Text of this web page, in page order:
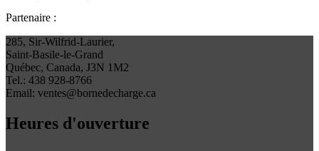
Partenaire :
285, Sir-Wilfrid-Laurier,
Saint-Basile-le-Grand
Québec, Canada, J3N 1M2
Tel.: 438 928-8766
Email: ventes@bornedecharge.ca
Heures d'ouverture